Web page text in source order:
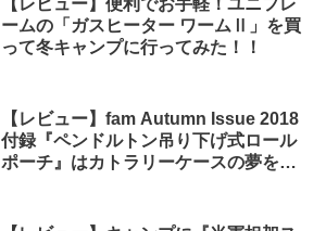
【レビュー】便利でお手軽！ユニフレ
ームの「ガスヒーター ワームⅡ」を買
って冬キャンプに行ってみた！！
【レビュー】fam Autumn Issue 2018
付録『ペンドルトン吊り下げ式ロール
ポーチ』はカトラリーケースの夢を見